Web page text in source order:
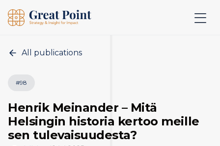
All publications
#98
Henrik Meinander – Mitä
Helsingin historia kertoo meille
sen tulevaisuudesta?